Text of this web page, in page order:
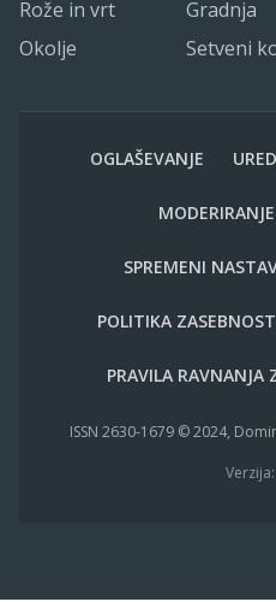
Rože in vrt
Gradnja
Okolje
Setveni
OGLAŠEVANJE
MODERIRANJE
SPREMENI
POLITIKA
PRAVILA RAVNANJA
ISSN 2630-1679 © 2024,